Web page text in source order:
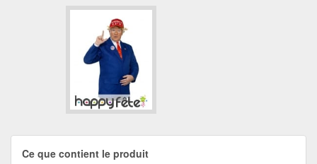
Ce que contient le produit